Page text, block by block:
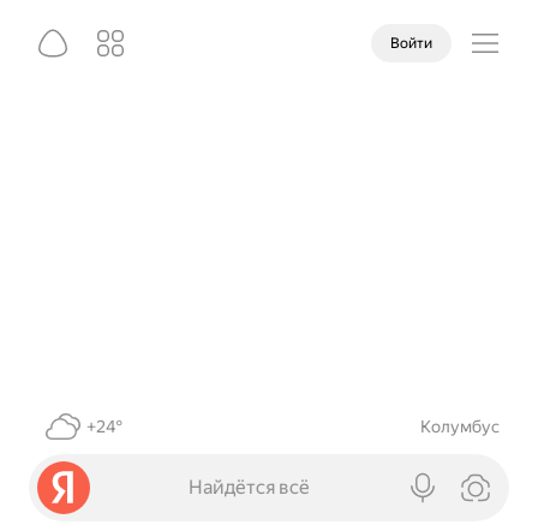
Войти
+24° Колумбус
Найдётся всё